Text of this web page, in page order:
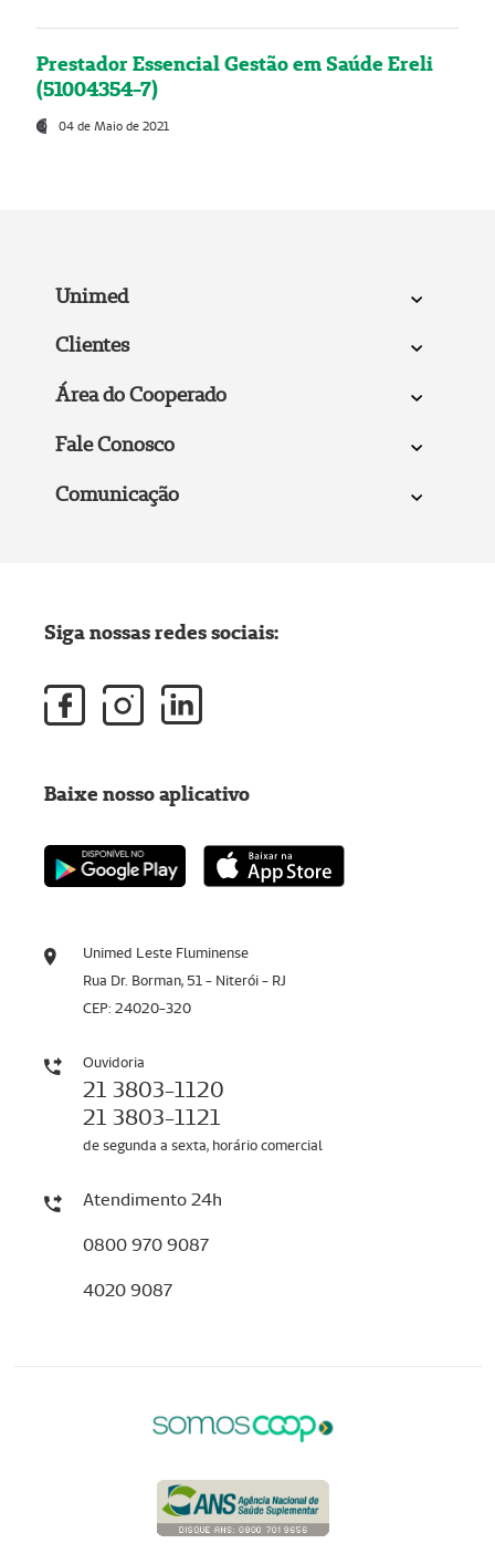
Prestador Essencial Gestão em Saúde Ereli
(51004354-7)
04 de Maio de 2021
Unimed
Clientes
Área do Cooperado
Fale Conosco
Comunicação
Unimed Leste Fluminense
Rua Dr. Borman, 51 - Niterói - RJ
CEP: 24020-320
Ouvidoria
21 3803-1120
21 3803-1121
de segunda a sexta, horário comercial
Atendimento 24h
0800 970 9087
4020 9087
Siga nossas redes sociais:
Baixe nosso aplicativo